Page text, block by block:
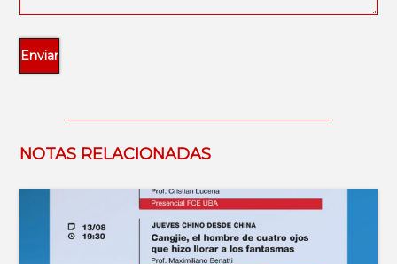
NOTAS RELACIONADAS